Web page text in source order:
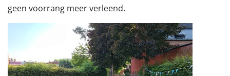
geen voorrang meer verleend.